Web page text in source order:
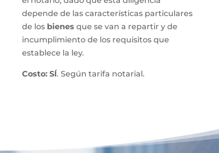
depende de las características particulares
de los bienes que se van a repartir y de
incumplimiento de los requisitos que
establece la ley.
Costo: SÍ. Según tarifa notarial.